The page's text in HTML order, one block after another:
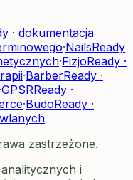
· dokumentacja
·NailsReady
·FizjoReady ·
·BarberReady ·
·GPSRReady ·
·BudoReady ·
zastrzeżone.
i